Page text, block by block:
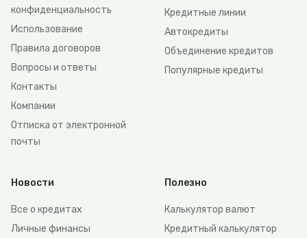
конфиденциальность
Использование
Правила договоров
Вопросы и ответы
Контакты
Компании
Отписка от электронной
почты
Кредитные линии
Автокредиты
Объединение кредитов
Популярные кредиты
Новости
Все о кредитах
Личные финансы
Полезно
Калькулятор валют
Кредитный калькулятор